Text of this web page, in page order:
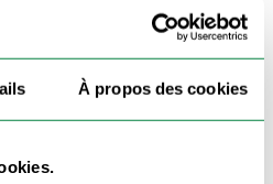
À propos des cookies
:Surface antidérapante
de glissement.
: